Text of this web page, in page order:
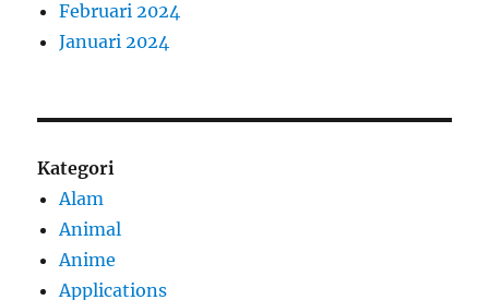
Februari 2024
Januari 2024
Kategori
Alam
Animal
Anime
Applications